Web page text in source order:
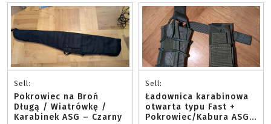
Sell:
Pokrowiec na Broń
Długą / Wiatrówkę /
Karabinek ASG – Czarny
Sell:
Ładownica karabinowa
otwarta typu Fast +
Pokrowiec/Kabura ASG